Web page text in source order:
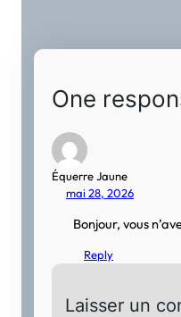
One
Équerre Jaune
mai 28, 2026
Bonjour, vous
Reply
Laisser un